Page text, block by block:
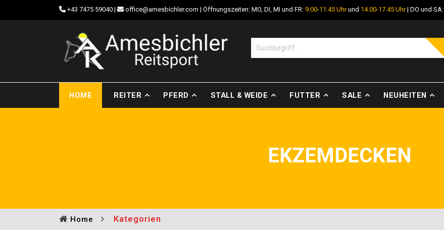
+43 7475 59040 | office@amesbichler.com | Öffnungszeiten: MO, DI, MI und FR: 9.00-11.45 Uhrund 14.00-17.45 Uhr| DO und SA:
HOME REITER PFERD STALL & WEIDE FUTTER SALE NEUHEITEN
EKZEMDECKEN
Home Kategorien